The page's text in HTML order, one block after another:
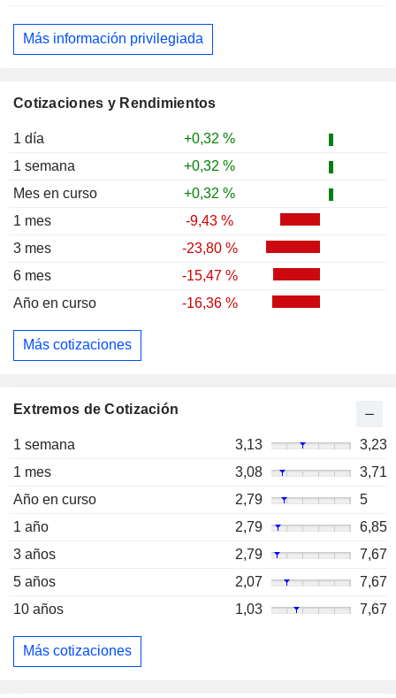
Cotizaciones y Rendimientos
1 día
+0,32 %
1 semana
+0,32 %
Mes en curso
+0,32 %
1 mes
-9,43 %
3 mes
-23,80 %
6 mes
-15,47 %
Año en curso
-16,36 %
Más cotizaciones
Extremos de Cotización
1 semana 3,13
3,23
1 mes
3,08
3,71
Año en curso
2,79
5
1 año
2,79
6,85
3 años
2,79
7,67
5 años
2,07
7,67
10 años
1,03 7,67
Más cotizaciones
Más información privilegiada